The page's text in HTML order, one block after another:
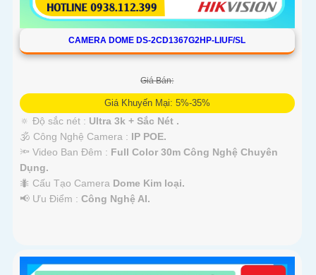
CAMERA DOME DS-2CD1367G2HP-LIUF/SL
Giá Bán:
Giá Khuyến Mại: 5%-35%
🔅 Độ sắc nét : Ultra 3k + Sắc Nét .
🕉️ Công Nghệ Camera : IP POE.
🔦 Video Ban Đêm : Full Color 30m Công Nghệ Chuyên
Dụng.
🐜 Cấu Tạo Camera Dome Kim loại.
️📢 Ưu Điểm : Công Nghệ AI.